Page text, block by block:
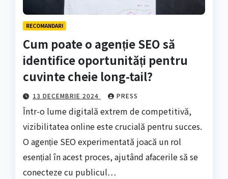
RECOMANDARI
Cum poate o agenție SEO să
identifice oportunități pentru
cuvinte cheie long-tail?
13 DECEMBRIE 2024 PRESS
Într-o lume digitală extrem de competitivă,
vizibilitatea online este crucială pentru succes.
O agenție SEO experimentată joacă un rol
esențial în acest proces, ajutând afacerile să se
conecteze cu publicul…